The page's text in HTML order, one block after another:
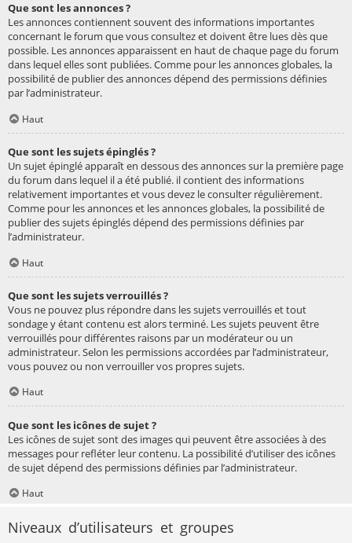
Que sont les annonces ?
Les annonces contiennent souvent des informations importantes
concernant le forum que vous consultez et doivent être lues dès que
possible. Les annonces apparaissent en haut de chaque page du forum
dans lequel elles sont publiées. Comme pour les annonces globales, la
possibilité de publier des annonces dépend des permissions définies
par l’administrateur.
Haut
Que sont les sujets épinglés ?
Un sujet épinglé apparaît en dessous des annonces sur la première page
du forum dans lequel il a été publié. il contient des informations
relativement importantes et vous devez le consulter régulièrement.
Comme pour les annonces et les annonces globales, la possibilité de
publier des sujets épinglés dépend des permissions définies par
l’administrateur.
Haut
Que sont les sujets verrouillés ?
Vous ne pouvez plus répondre dans les sujets verrouillés et tout
sondage y étant contenu est alors terminé. Les sujets peuvent être
verrouillés pour différentes raisons par un modérateur ou un
administrateur. Selon les permissions accordées par l’administrateur,
vous pouvez ou non verrouiller vos propres sujets.
Haut
Que sont les icônes de sujet ?
Les icônes de sujet sont des images qui peuvent être associées à des
messages pour refléter leur contenu. La possibilité d’utiliser des icônes
de sujet dépend des permissions définies par l’administrateur.
Haut
Niveaux d’utilisateurs et groupes